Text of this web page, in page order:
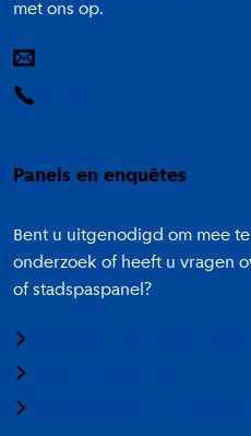
met ons op.
Panels en enquêtes
Bent u uitgenodigd om mee
onderzoek of heeft u vragen
of stadspaspanel?